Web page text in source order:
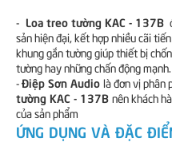
- Loa treo tường KAC - 137B
sản hiện đại, kết hợp nhiều cãi
khung gắn tường giúp thiết bị
tường hay những chấn động mạnh.
-Điệp Sơn Audio là đơn vị phân
tường KAC - 137B nên khách
của sản phẩm
ỨNG DỤNG VÀ ĐẶC